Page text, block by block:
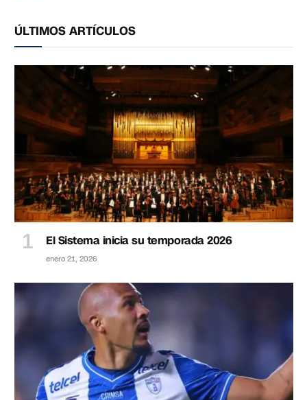
ÚLTIMOS ARTÍCULOS
El Sistema inicia su temporada 2026
enero 21, 2026